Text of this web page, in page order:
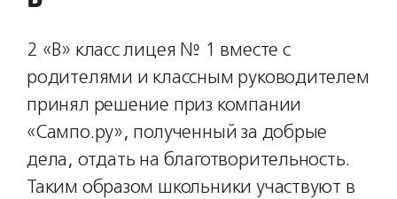
2 «В» класс лицея № 1 вместе с
родителями и классным руководителем
принял решение приз компании
«Сампо.ру», полученный за добрые
дела, отдать на благотворительность.
Таким образом школьники участвуют в